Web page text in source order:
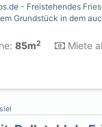
- Freistehendes
Grundstück in dem
85m2 Miete